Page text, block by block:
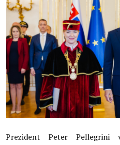
Prezident Peter Pellegrini